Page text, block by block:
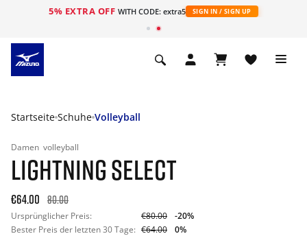
5% EXTRA OFF WITH CODE: extra5 SIGN IN / SIGN UP
Startseite Schuhe Volleyball
Damen volleyball
LIGHTNING SELECT
€64.00 80.00
Ursprünglicher Preis: €80.00
-20%
Bester Preis der letzten 30 Tage: €64.00
0%